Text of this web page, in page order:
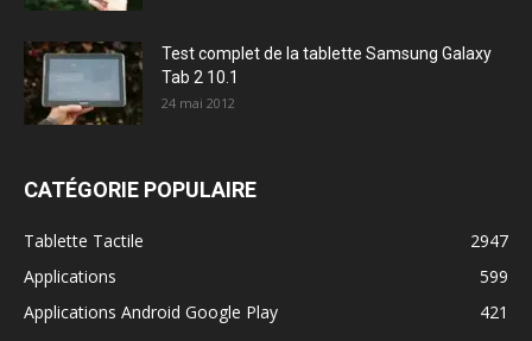
Test complet de la tablette Samsung Galaxy
Tab 2 10.1
24 mai 2012
CATÉGORIE POPULAIRE
Tablette Tactile
2947
Applications
599
Applications Android Google Play
421